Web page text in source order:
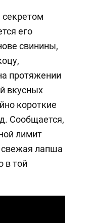
его
свинины,
протяжении
вкусных
короткие
Сообщается,
лимит
свежая лапша
в той